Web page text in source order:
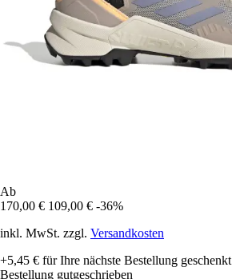
Ab
170,00 € 109,00 € -36%
inkl. MwSt. zzgl. Versandkosten
+5,45 € für Ihre nächste Bestellung geschenkt
Bestellung gutgeschrieben